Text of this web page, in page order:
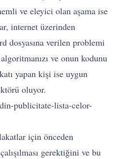
ve eleyici olan aşama ise
internet üzerinden
dosyasına verilen problemi
ve onun kodunu
yapan kişi ise uygun
oluyor.
için önceden
gerektiğini ve bu